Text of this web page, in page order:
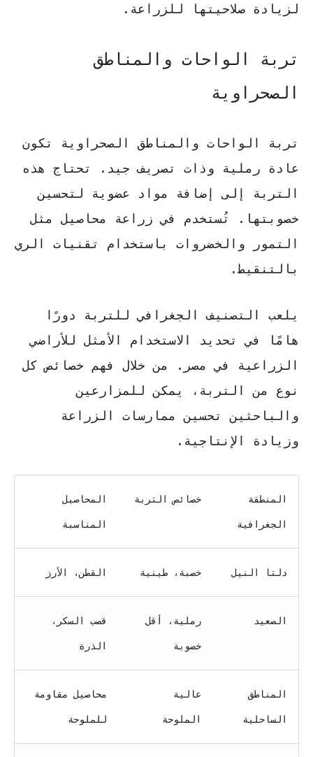
لزيادة صلاحيتها للزراعة.
تربة الواحات والمناطق
الصحراوية
تربة الواحات والمناطق الصحراوية تكون
عادة رملية وذات تصريف جيد. تحتاج هذه
التربة إلى إضافة مواد عضوية لتحسين
خصوبتها. تُستخدم في زراعة محاصيل مثل
التمور والخضروات باستخدام تقنيات الري
بالتنقيط.
يلعب التصنيف الجغرافي للتربة دورًا
هامًا في تحديد الاستخدام الأمثل للأراضي
الزراعية في مصر. من خلال فهم خصائص كل
نوع من التربة، يمكن للمزارعين
والباحثين تحسين ممارسات الزراعة
وزيادة الإنتاجية.
المنطقة
الجغرافية
خصائص التربة المحاصيل
المناسبة
دلتا النيل خصبة، طينية القطن، الأرز
الصعيد رملية، أقل
خصوبة
قصب السكر،
الذرة
المناطق
الساحلية
عالية
الملوحة
محاصيل مقاومة
للملوحة